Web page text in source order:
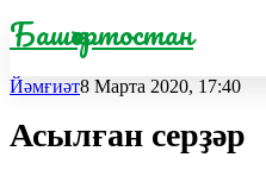
Башҡортостан
Йәмғиәт8 Марта 2020, 17:40
Асылған серҙәр